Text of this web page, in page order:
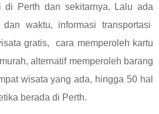
di Perth dan sekitarnya. Lalu ada
waktu, informasi transportasi
gratis, cara memperoleh kartu
alternatif memperoleh barang
wisata yang ada, hingga 50 hal
berada di Perth.